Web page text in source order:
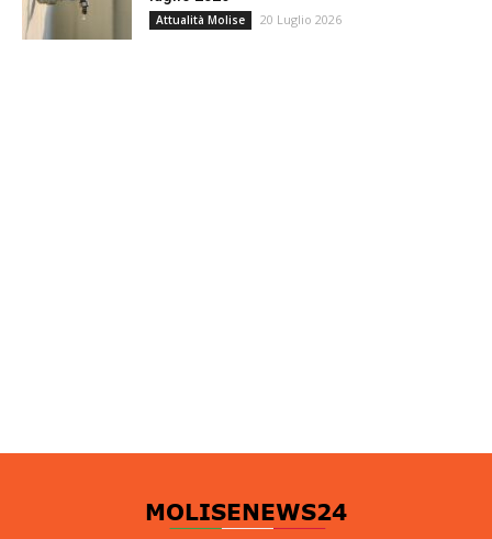
Attualità Molise 20 Luglio 2026